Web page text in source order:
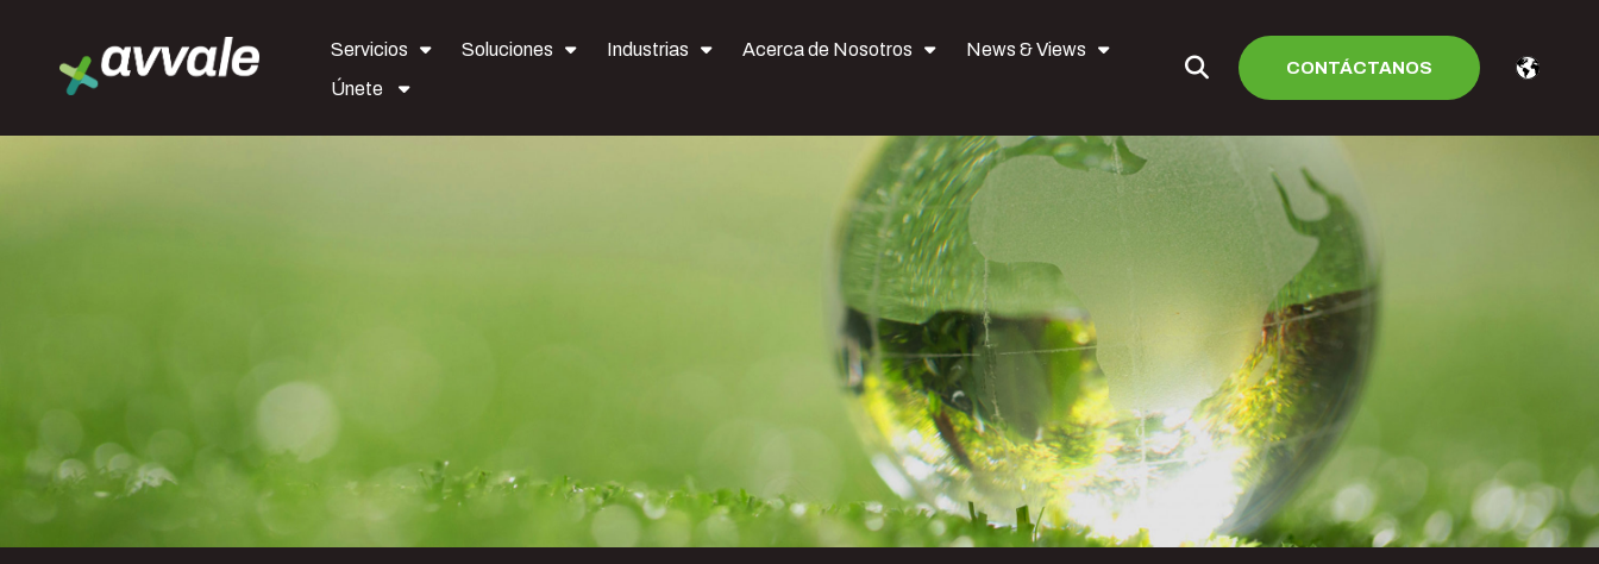
Servicios Soluciones Industrias Acerca de Nosotros
News & Views
Únete
CONTÁCTANOS